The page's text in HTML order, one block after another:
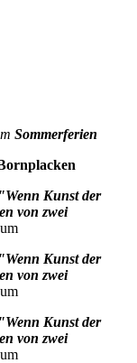
Sommerferien
"Wenn Kunst der
von zwei
"Wenn Kunst der
von zwei
"Wenn Kunst der
von zwei